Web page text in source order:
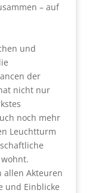
– auf
und
der
nicht nur
noch mehr
Leuchtturm
allen Akteuren
und Einblicke